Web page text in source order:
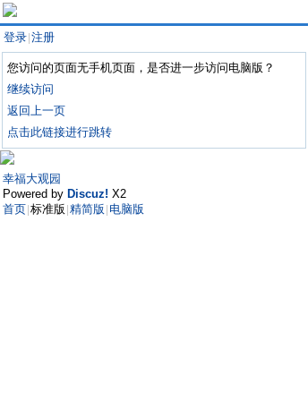
登录 注册
您访问的页面无手机页面，是否进一步访问电脑版？
继续访问
返回上一页
点击此链接进行跳转
幸福大观园
Powered by Discuz! X2
首页 标准版 精简版 电脑版